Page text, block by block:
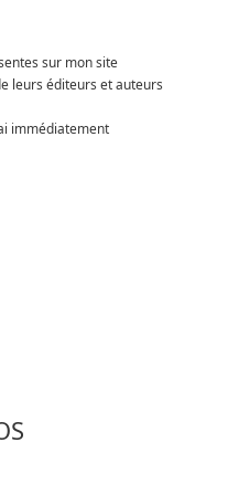
sur mon site
leurs éditeurs et auteurs
immédiatement